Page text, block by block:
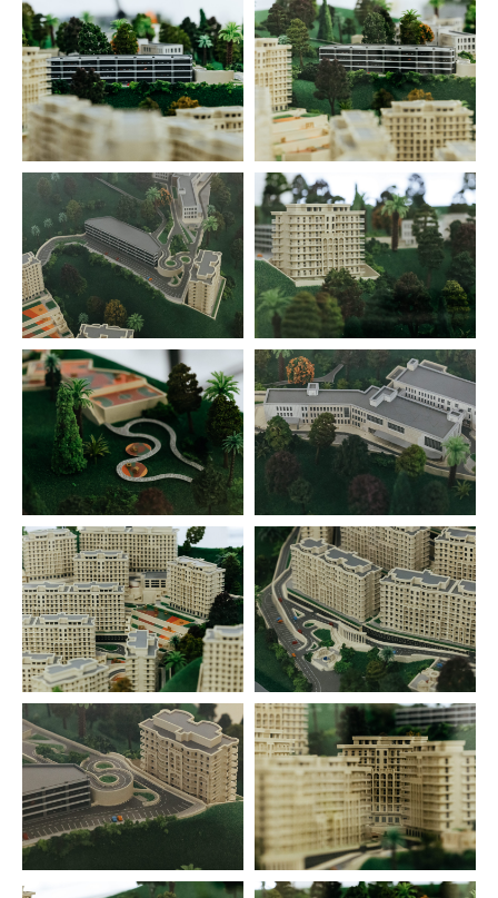
г. Ростов-на-Дону, Дагестанский
переулок, 16А
ИП Лаппа Екатерина
Геннадьевна
ИНН 616305364327
ОГРН 316619600091558
Оператор включен в Реестр операторов,
осуществляющих обработку персональных
данных под регистрационным номером
13622/61.
ДНР, ЛНР, Запорожская и Херсонская
область